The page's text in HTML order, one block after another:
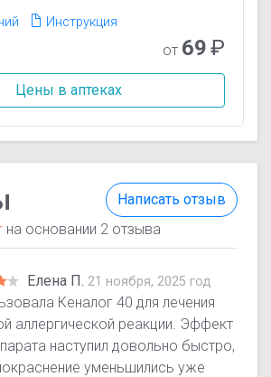
Инструкция
от 69₽
Цены в аптеках
Написать отзыв
на основании 2 отзыва
Елена П. 21 ноября, 2025 год
Кеналог 40 для лечения
аллергической реакции. Эффект
наступил довольно быстро,
уменьшились уже